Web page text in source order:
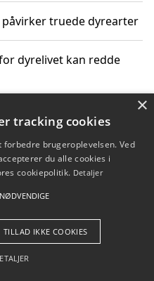
truede dyrearter
dyrelivet kan redde
støtte bevarelsen
Pilanto Aps
Betingelser
×
tracking cookies
brugeroplevelsen. Ved
du alle cookies i
cookiepolitik. Detaljer
TILLAD IKKE COOKIES